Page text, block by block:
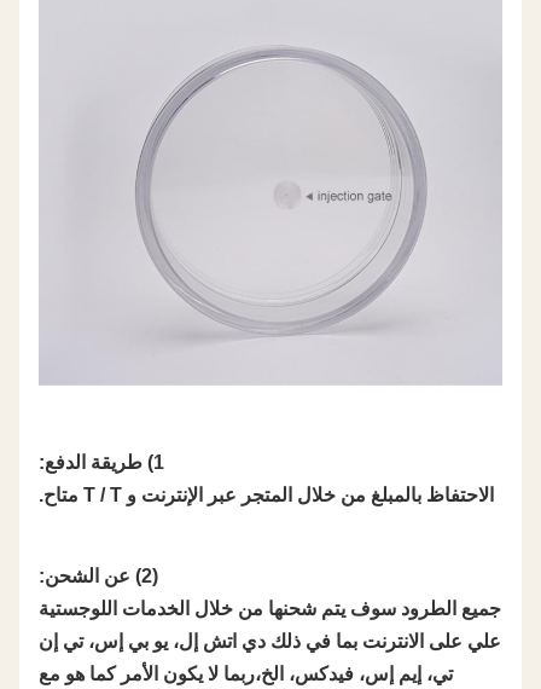
الاحتفاظ بالمبلغ من خلال المتجر عبر الإنترنت و T / T متاح.
جميع الطرود سوف يتم شحنها من خلال الخدمات اللوجستية
علي على الانترنت بما في ذلك دي اتش إل، يو بي إس، تي إن
تي، إيم إس، فيدكس، الخ،ربما لا يكون الأمر كما هو مع